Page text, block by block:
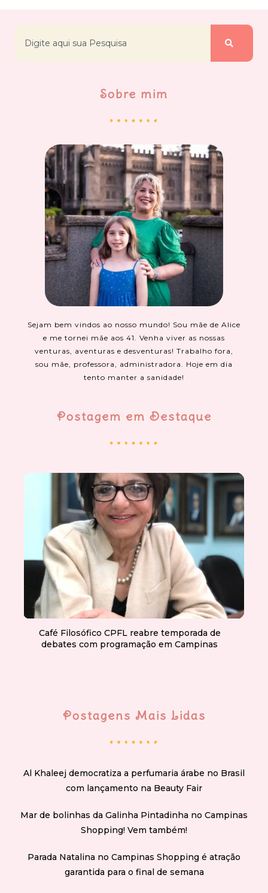
Sobre mim
Sejam bem vindos ao nosso mundo! Sou mãe de Alice
e me tornei mãe aos 41. Venha viver as nossas
venturas, aventuras e desventuras! Trabalho fora,
sou mãe, professora, administradora. Hoje em dia
tento manter a sanidade!
Postagem em Destaque
Café Filosófico CPFL reabre temporada de
debates com programação em Campinas
Postagens Mais Lidas
Al Khaleej democratiza a perfumaria árabe no Brasil
com lançamento na Beauty Fair
Mar de bolinhas da Galinha Pintadinha no Campinas
Shopping! Vem também!
Parada Natalina no Campinas Shopping é atração
garantida para o final de semana